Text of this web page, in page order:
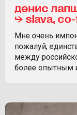
денис
⮡ slava,
Мне очень
пожалуй,
между
более опытным